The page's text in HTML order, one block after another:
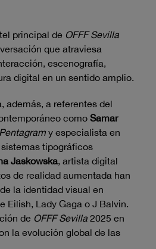
principal de OFFF Sevilla
que atraviesa
escenografía,
digital en un sentido amplio.
además, a referentes del
como Samar
Pentagram y especialista en
tipográficos
Jaskowska, artista digital
de realidad aumentada han
la identidad visual en
Eilish, Lady Gaga o J Balvin.
de OFFF Sevilla 2025 en
la evolución global de las